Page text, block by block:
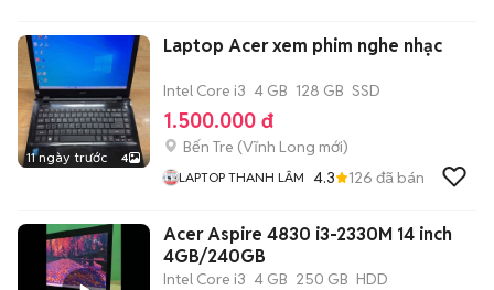
11 ngày trước 4
Laptop Acer xem phim nghe nhạc
Intel Core i3 4 GB 128 GB SSD
1.500.000 đ
Bến Tre (Vĩnh Long mới)
LAPTOP THANH LÂM 4.3 126 đã bán
Acer Aspire 4830 i3-2330M 14 inch
4GB/240GB
Intel Core i3 4 GB 250 GB HDD